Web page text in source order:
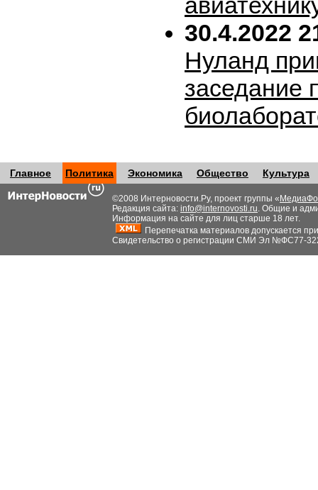
30.4.2022
Нуланд
заседание
Главное Политика Экономика Общество Культура
©2008 Интерновости.Ру, проект группы «
Редакция сайта: info@internovosti.ru. Общие и
Информация на сайте для лиц старше 18 лет.
Перепечатка материалов допускается
Свидетельство о регистрации СМИ Эл №ФС77-